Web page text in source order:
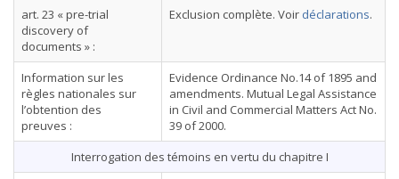
art. 23 « pre-trial
discovery of
documents » :
Exclusion complète. Voir déclarations.
Information sur les
règles nationales sur
l’obtention des
preuves :
Evidence Ordinance No.14 of 1895 and
amendments. Mutual Legal Assistance
in Civil and Commercial Matters Act No.
39 of 2000.
Interrogation des témoins en vertu du chapitre I